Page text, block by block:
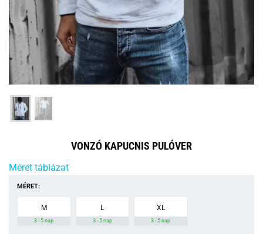
VONZÓ KAPUCNIS PULÓVER
Méret táblázat
MÉRET:
M
3 - 5 nap
L
3 - 5 nap
XL
3 - 5 nap